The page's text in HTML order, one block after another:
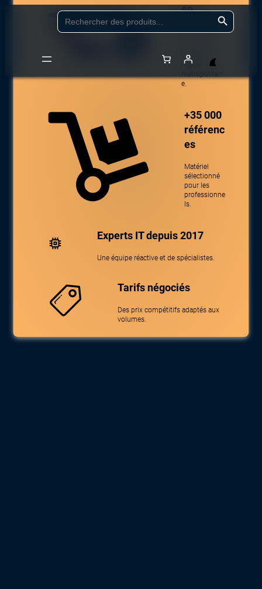
Search
for:
Search Button
Accueil/Boutique/Logiciels & Cloud/Logiciel réseau/Logiciel Network
en
partout en
France
e.
+35 000
référenc
es
Matériel
sélectionné
pour les
professionne
ls.
Experts IT depuis 2017
Une équipe réactive et de spécialistes.
Tarifs négociés
Des prix compétitifs adaptés aux
volumes.